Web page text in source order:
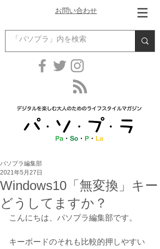
お問い合わせ
Windows10「無変換」キー
どうしてますか？
パソプラ編集部
2021年5月27日
こんにちは、パソプラ編集部です。
キーボードのそれも比較的押しやすい